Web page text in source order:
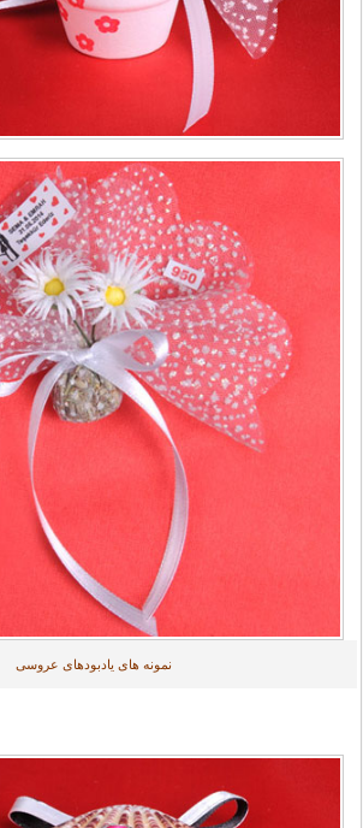
نمونه های یادبودهای عروسی